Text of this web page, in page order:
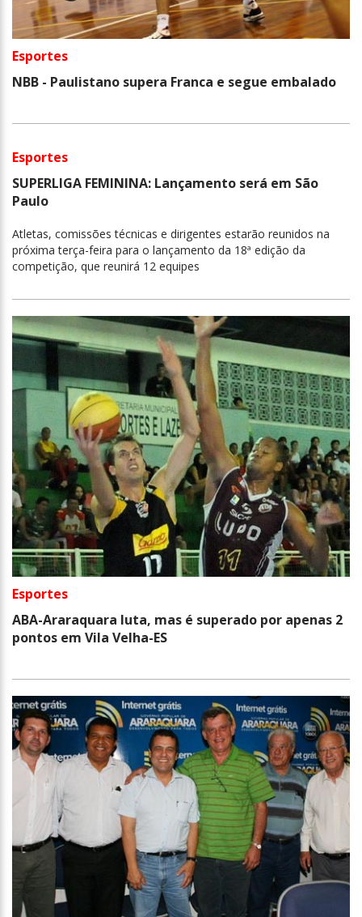
Esportes
NBB - Paulistano supera Franca e segue embalado
Esportes
SUPERLIGA FEMININA: Lançamento será em São
Paulo
Atletas, comissões técnicas e dirigentes estarão reunidos na
próxima terça-feira para o lançamento da 18ª edição da
competição, que reunirá 12 equipes
Esportes
ABA-Araraquara luta, mas é superado por apenas 2
pontos em Vila Velha-ES